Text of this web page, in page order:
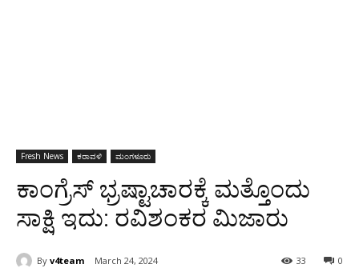
Fresh News ಕರಾವಳಿ ಮಂಗಳೂರು
ಕಾಂಗ್ರೆಸ್ ಭ್ರಷ್ಟಾಚಾರಕ್ಕೆ ಮತ್ತೊಂದು
ಸಾಕ್ಷಿ ಇದು: ರವಿಶಂಕರ ಮಿಜಾರು
By v4team March 24, 2024 0
33